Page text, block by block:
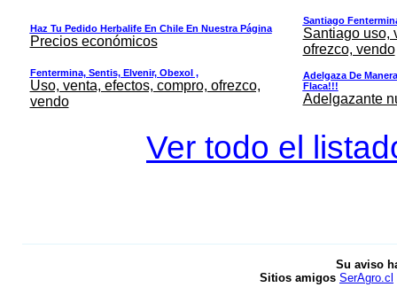
Haz Tu Pedido Herbalife En Chile En Nuestra Página
Precios económicos
Santiago
Santiago uso,
ofrezco, vendo
Fentermina, Sentis, Elvenir, Obexol ,
Uso, venta, efectos, compro, ofrezco,
vendo
Adelgaza De
Flaca!!!
Adelgazante
Ver todo el
Su aviso
Sitios amigos SerAgro.cl